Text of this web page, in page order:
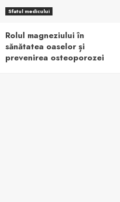
Sfatul medicului
Rolul magneziului în
sănătatea oaselor și
prevenirea osteoporozei